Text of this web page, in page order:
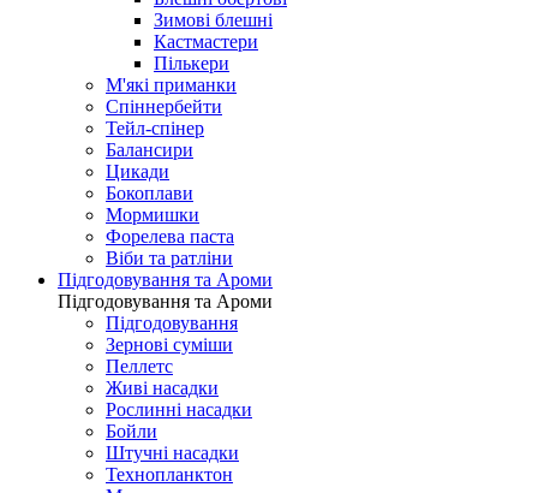
Зимові блешні
Кастмастери
Пількери
М'які приманки
Спіннербейти
Тейл-спінер
Балансири
Цикади
Бокоплави
Мормишки
Форелева паста
Віби та ратліни
Підгодовування та Ароми
Підгодовування та Ароми
Підгодовування
Зернові суміши
Пеллетс
Живі насадки
Рослинні насадки
Бойли
Штучні насадки
Технопланктон